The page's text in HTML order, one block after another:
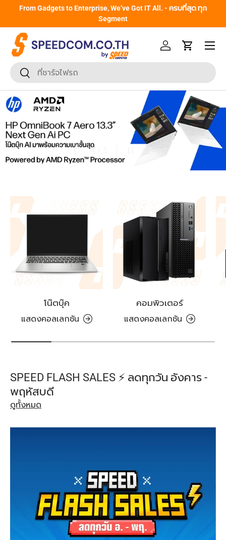
From Gadgets to Enterprise, We’ve Got IT All. - ครบที่สุด ทุก
Segment
ค้นหา
ยืนยันการค้นหา
เข้าสู่ระบบรถเข็น
หน้าเมนู
ก่อนหน้า
5 หยุดสไลด์โชว์
ถัดไป
โน๊ตบุ๊ค
แสดงคอลเลกชัน
คอมพิวเตอร์
แสดงคอลเลกชัน
SPEED FLASH SALES ⚡️ ลดทุกวัน อังคาร -
พฤหัสบดี
ดูทั้งหมด